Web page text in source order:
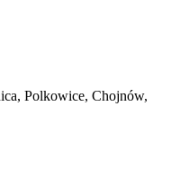
Polkowice, Chojnów,